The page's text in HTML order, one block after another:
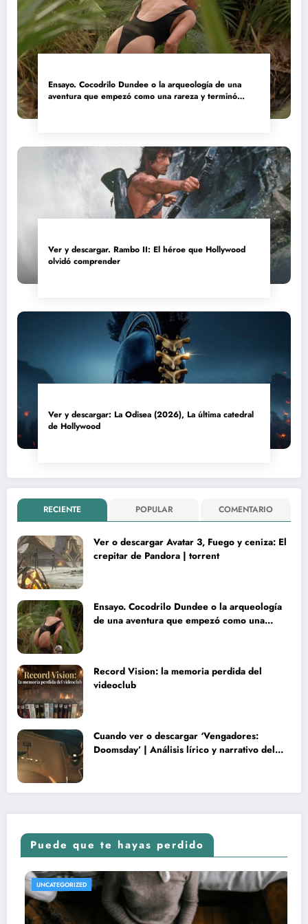
Ensayo. Cocodrilo Dundee o la arqueología de una
aventura que empezó como una rareza y terminó
Ver y descargar. Rambo II: El héroe que Hollywood
olvidó comprender
Ver y descargar: La Odisea (2026), La última catedral
de Hollywood
RECIENTE POPULAR COMENTARIO
Ver o descargar Avatar 3, Fuego y ceniza: El
crepitar de Pandora | torrent
Ensayo. Cocodrilo Dundee o la arqueología
de una aventura que empezó como una
Record Vision: la memoria perdida del
videoclub
Cuando ver o descargar ‘Vengadores:
Doomsday’ | Análisis lírico y narrativo del
Puede que te hayas perdido
REVISTA DE CINE | NOTICIAS, IMÁGENES, TRÁILERS, ARTÍCULOS Y CRÍTICAS
UNCATEGORIZED